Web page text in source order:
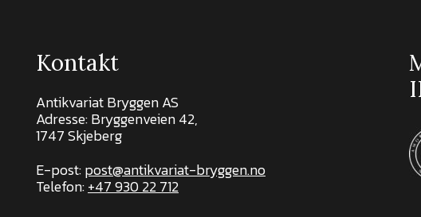
Kontakt
Antikvariat Bryggen AS
Adresse: Bryggenveien 42,
1747 Skjeberg
E-post:post@antikvariat-bryggen.no
Telefon:+47 930 22 712